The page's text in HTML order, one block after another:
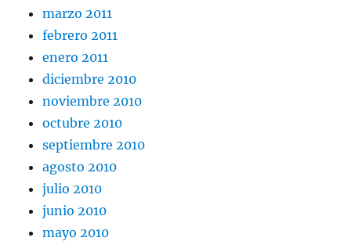
marzo 2011
febrero 2011
enero 2011
diciembre 2010
noviembre 2010
octubre 2010
septiembre 2010
agosto 2010
julio 2010
junio 2010
mayo 2010